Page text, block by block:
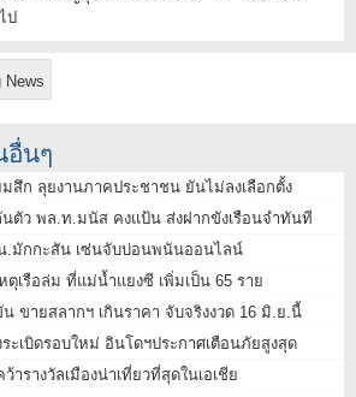
ป
อื่นๆ
มสึก ลุยงานภาคประชาชน ยันไม่ลงเลือกตั้ง
นตัว พล.ท.มนัส คงแป้น ส่งฝากขังเรือนจำทันที
น.มักกะสัน เซ่นจับบ่อนพนันออนไลน์
ตุเรือล่ม ที่แม่น้ำแยงซี เพิ่มเป็น 65 ราย
ขายสลากฯ เกินราคา จับจริงงวด 16 มิ.ย.นี้
ะเบิดรอบใหม่ อินโดฯประกาศเตือนภัยสูงสุด
ารางวัลเมืองน่าเที่ยวที่สุดในเอเชีย